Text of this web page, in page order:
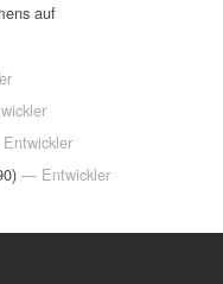
auf
— Entwickler